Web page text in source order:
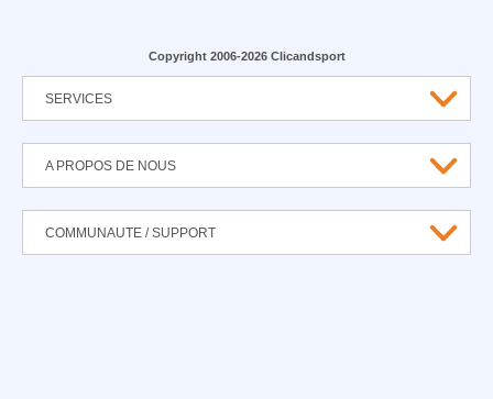
Copyright 2006-2026 Clicandsport
SERVICES
A PROPOS DE NOUS
COMMUNAUTE / SUPPORT